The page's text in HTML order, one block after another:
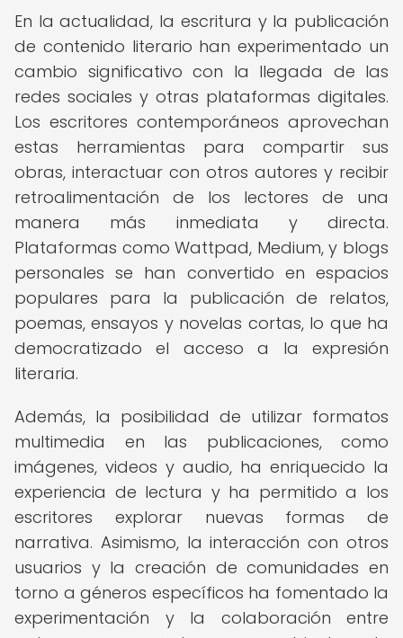
En la actualidad, la escritura y la publicación
de contenido literario han experimentado un
cambio significativo con la llegada de las
redes sociales y otras plataformas digitales.
Los escritores contemporáneos aprovechan
estas herramientas para compartir sus
obras, interactuar con otros autores y recibir
retroalimentación de los lectores de una
manera más inmediata y directa.
Plataformas como Wattpad, Medium, y blogs
personales se han convertido en espacios
populares para la publicación de relatos,
poemas, ensayos y novelas cortas, lo que ha
democratizado el acceso a la expresión
literaria.
Además, la posibilidad de utilizar formatos
multimedia en las publicaciones, como
imágenes, videos y audio, ha enriquecido la
experiencia de lectura y ha permitido a los
escritores explorar nuevas formas de
narrativa. Asimismo, la interacción con otros
usuarios y la creación de comunidades en
torno a géneros específicos ha fomentado la
experimentación y la colaboración entre